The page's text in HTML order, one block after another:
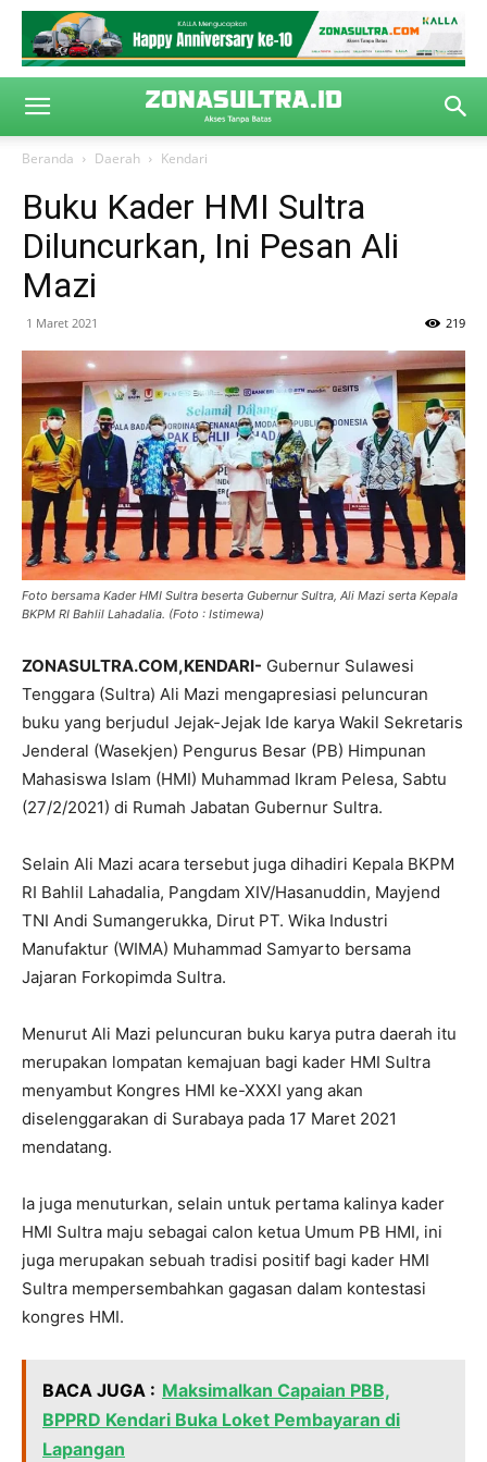
Beranda Daerah Kendari
Buku Kader HMI Sultra
Diluncurkan, Ini Pesan Ali
Mazi
1 Maret 2021 219
Foto bersama Kader HMI Sultra beserta Gubernur Sultra, Ali Mazi serta Kepala
BKPM RI Bahlil Lahadalia. (Foto : Istimewa)
ZONASULTRA.COM,KENDARI- Gubernur Sulawesi
Tenggara (Sultra) Ali Mazi mengapresiasi peluncuran
buku yang berjudul Jejak-Jejak Ide karya Wakil Sekretaris
Jenderal (Wasekjen) Pengurus Besar (PB) Himpunan
Mahasiswa Islam (HMI) Muhammad Ikram Pelesa, Sabtu
(27/2/2021) di Rumah Jabatan Gubernur Sultra.
Selain Ali Mazi acara tersebut juga dihadiri Kepala BKPM
RI Bahlil Lahadalia, Pangdam XIV/Hasanuddin, Mayjend
TNI Andi Sumangerukka, Dirut PT. Wika Industri
Manufaktur (WIMA) Muhammad Samyarto bersama
Jajaran Forkopimda Sultra.
Menurut Ali Mazi peluncuran buku karya putra daerah itu
merupakan lompatan kemajuan bagi kader HMI Sultra
menyambut Kongres HMI ke-XXXI yang akan
diselenggarakan di Surabaya pada 17 Maret 2021
mendatang.
Ia juga menuturkan, selain untuk pertama kalinya kader
HMI Sultra maju sebagai calon ketua Umum PB HMI, ini
juga merupakan sebuah tradisi positif bagi kader HMI
Sultra mempersembahkan gagasan dalam kontestasi
kongres HMI.
BACA JUGA : Maksimalkan Capaian PBB,
BPPRD Kendari Buka Loket Pembayaran di
Lapangan